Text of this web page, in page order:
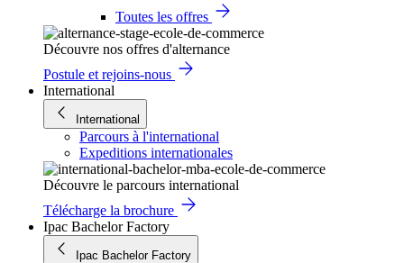
Toutes les offres
Découvre nos offres d'alternance
Postule et rejoins-nous
International
International
Parcours à l'international
Expeditions internationales
Découvre le parcours international
Télécharge la brochure
Ipac Bachelor Factory
Ipac Bachelor Factory